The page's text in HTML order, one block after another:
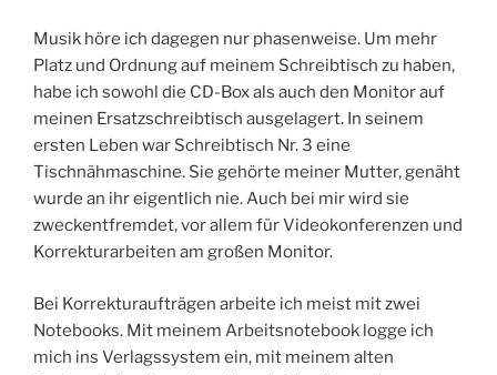
Musik höre ich dagegen nur phasenweise. Um mehr
Platz und Ordnung auf meinem Schreibtisch zu haben,
habe ich sowohl die CD-Box als auch den Monitor auf
meinen Ersatzschreibtisch ausgelagert. In seinem
ersten Leben war Schreibtisch Nr. 3 eine
Tischnähmaschine. Sie gehörte meiner Mutter, genäht
wurde an ihr eigentlich nie. Auch bei mir wird sie
zweckentfremdet, vor allem für Videokonferenzen und
Korrekturarbeiten am großen Monitor.
Bei Korrekturaufträgen arbeite ich meist mit zwei
Notebooks. Mit meinem Arbeitsnotebook logge ich
mich ins Verlagssystem ein, mit meinem alten